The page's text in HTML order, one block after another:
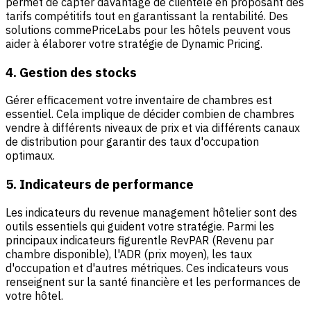
tarifs compétitifs tout en garantissant la rentabilité. Des
solutions commePriceLabs pour les hôtels peuvent vous
aider à élaborer votre stratégie de Dynamic Pricing.
4. Gestion des stocks
Gérer efficacement votre inventaire de chambres est
essentiel. Cela implique de décider combien de chambres
vendre à différents niveaux de prix et via différents canaux
de distribution pour garantir des taux d'occupation
optimaux.
5. Indicateurs de performance
Les indicateurs du revenue management hôtelier sont des
outils essentiels qui guident votre stratégie. Parmi les
principaux indicateurs figurentle RevPAR (Revenu par
chambre disponible), l'ADR (prix moyen), les taux
d'occupation et d'autres métriques. Ces indicateurs vous
renseignent sur la santé financière et les performances de
votre hôtel.